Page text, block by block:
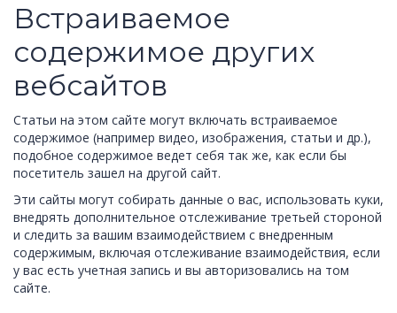
Встраиваемое
содержимое других
вебсайтов
Статьи на этом сайте могут включать встраиваемое
содержимое (например видео, изображения, статьи и др.),
подобное содержимое ведет себя так же, как если бы
посетитель зашел на другой сайт.
Эти сайты могут собирать данные о вас, использовать куки,
внедрять дополнительное отслеживание третьей стороной
и следить за вашим взаимодействием с внедренным
содержимым, включая отслеживание взаимодействия, если
у вас есть учетная запись и вы авторизовались на том
сайте.